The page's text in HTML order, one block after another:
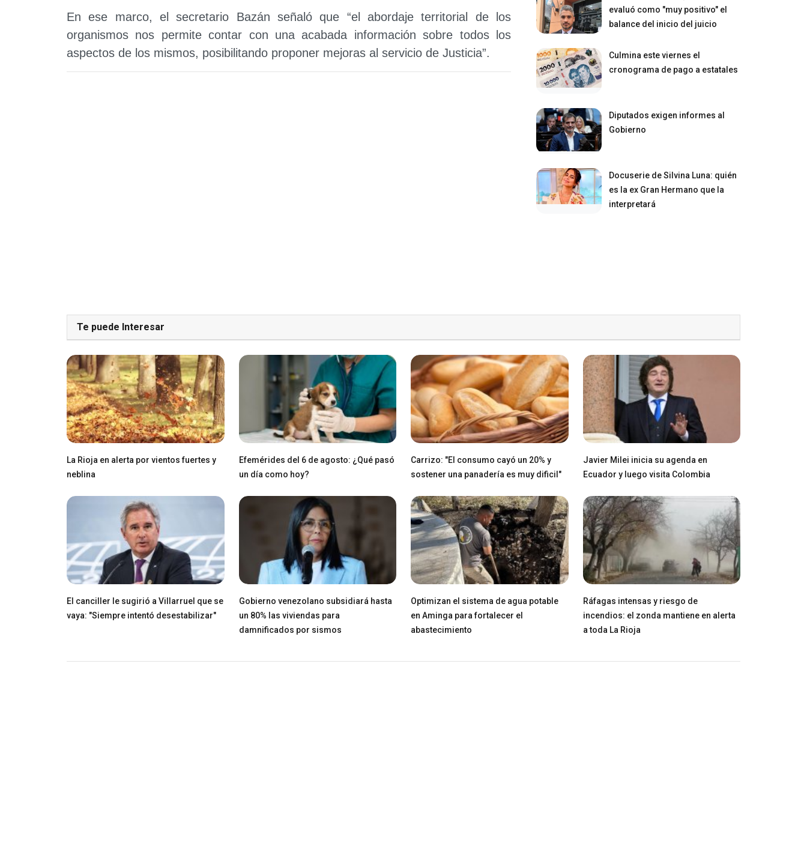
En ese marco, el secretario Bazán señaló que “el abordaje territorial de los
organismos nos permite contar con una acabada información sobre todos los
aspectos de los mismos, posibilitando proponer mejoras al servicio de Justicia”.
evaluó como "muy positivo" el
balance del inicio del juicio
Culmina este viernes el
cronograma de pago a estatales
Diputados exigen informes al
Gobierno
Docuserie de Silvina Luna: quién
es la ex Gran Hermano que la
interpretará
Te puede Interesar
La Rioja en alerta por vientos fuertes y
neblina
Efemérides del 6 de agosto: ¿Qué pasó
un día como hoy?
Carrizo: "El consumo cayó un 20% y
sostener una panadería es muy dificil"
Javier Milei inicia su agenda en
Ecuador y luego visita Colombia
El canciller le sugirió a Villarruel que se
vaya: "Siempre intentó desestabilizar"
Gobierno venezolano subsidiará hasta
un 80% las viviendas para
damnificados por sismos
Optimizan el sistema de agua potable
en Aminga para fortalecer el
abastecimiento
Ráfagas intensas y riesgo de
incendios: el zonda mantiene en alerta
a toda La Rioja